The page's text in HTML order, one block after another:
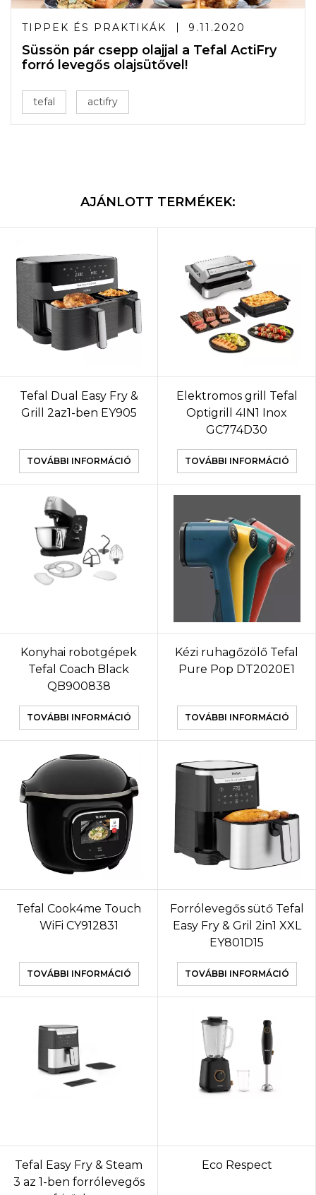
TIPPEK ÉS PRAKTIKÁK 9.11.2020
Süssön pár csepp olajjal a Tefal ActiFry
forró levegős olajsütővel!
tefal actifry
AJÁNLOTT TERMÉKEK:
Tefal Dual Easy Fry &
Grill 2az1-ben EY905
TOVÁBBI INFORMÁCIÓ
Elektromos grill Tefal
Optigrill 4IN1 Inox
GC774D30
TOVÁBBI INFORMÁCIÓ
Konyhai robotgépek
Tefal Coach Black
QB900838
TOVÁBBI INFORMÁCIÓ
Kézi ruhagőzölő Tefal
Pure Pop DT2020E1
TOVÁBBI INFORMÁCIÓ
Tefal Cook4me Touch
WiFi CY912831
TOVÁBBI INFORMÁCIÓ
Forrólevegős sütő Tefal
Easy Fry & Gril 2in1 XXL
EY801D15
TOVÁBBI INFORMÁCIÓ
Tefal Easy Fry & Steam
3 az 1-ben forrólevegős
Eco Respect